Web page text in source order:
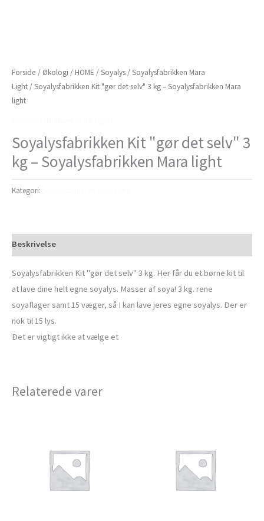
Forside / Økologi / HOME /Soyalys /Soyalysfabrikken Mara
Light / Soyalysfabrikken Kit "gør det selv" 3 kg – Soyalysfabrikken Mara
light
Soyalysfabrikken Kit "gør det selv" 3
kg – Soyalysfabrikken Mara light
Kategori:
Beskrivelse
Soyalysfabrikken Kit "gør det selv" 3 kg. Her får du et børne kit til
at lave dine helt egne soyalys. Masser af soya! 3 kg. rene
soyaflager samt 15 væger, så I kan lave jeres egne soyalys. Der er
nok til 15 lys.
Det er vigtigt ikke at vælge et
Relaterede varer